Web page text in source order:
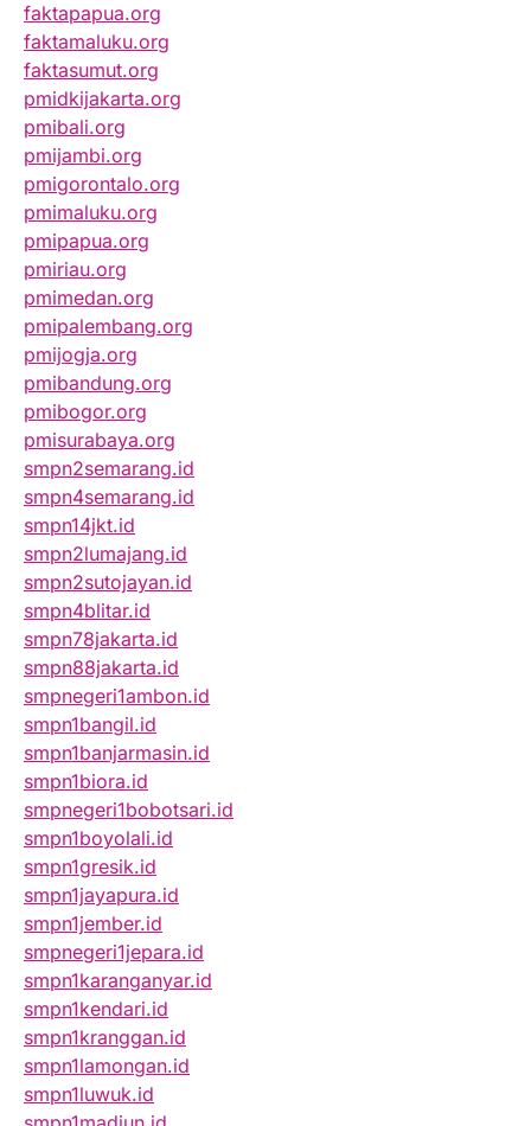
faktapapua.org
faktamaluku.org
faktasumut.org
pmidkijakarta.org
pmibali.org
pmijambi.org
pmigorontalo.org
pmimaluku.org
pmipapua.org
pmiriau.org
pmimedan.org
pmipalembang.org
pmijogja.org
pmibandung.org
pmibogor.org
pmisurabaya.org
smpn2semarang.id
smpn4semarang.id
smpn14jkt.id
smpn2lumajang.id
smpn2sutojayan.id
smpn4blitar.id
smpn78jakarta.id
smpn88jakarta.id
smpnegeri1ambon.id
smpn1bangil.id
smpn1banjarmasin.id
smpn1biora.id
smpnegeri1bobotsari.id
smpn1boyolali.id
smpn1gresik.id
smpn1jayapura.id
smpn1jember.id
smpnegeri1jepara.id
smpn1karanganyar.id
smpn1kendari.id
smpn1kranggan.id
smpn1lamongan.id
smpn1luwuk.id